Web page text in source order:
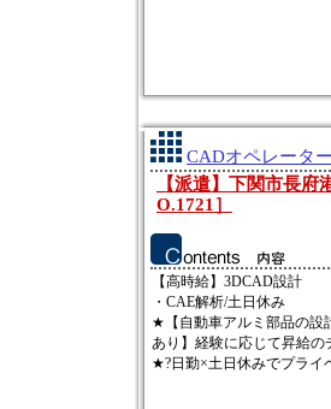
CADオペレータ
【派遣】下関市長
O.1721］
【高時給】3DCAD設計
・CAE解析/土日休み
★【自動車アルミ部品の設
あり】経験に応じて昇給の
★?日勤×土日休みでプライ